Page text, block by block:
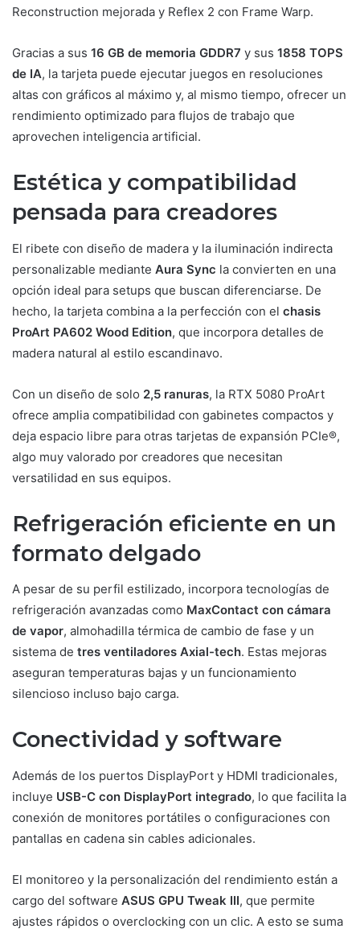
Reconstruction mejorada y Reflex 2 con Frame Warp.
Gracias a sus 16 GB de memoria GDDR7 y sus 1858 TOPS
de IA, la tarjeta puede ejecutar juegos en resoluciones
altas con gráficos al máximo y, al mismo tiempo, ofrecer un
rendimiento optimizado para flujos de trabajo que
aprovechen inteligencia artificial.
Estética y compatibilidad
pensada para creadores
El ribete con diseño de madera y la iluminación indirecta
personalizable mediante Aura Sync la convierten en una
opción ideal para setups que buscan diferenciarse. De
hecho, la tarjeta combina a la perfección con el chasis
ProArt PA602 Wood Edition, que incorpora detalles de
madera natural al estilo escandinavo.
Con un diseño de solo 2,5 ranuras, la RTX 5080 ProArt
ofrece amplia compatibilidad con gabinetes compactos y
deja espacio libre para otras tarjetas de expansión PCIe®,
algo muy valorado por creadores que necesitan
versatilidad en sus equipos.
Refrigeración eficiente en un
formato delgado
A pesar de su perfil estilizado, incorpora tecnologías de
refrigeración avanzadas como MaxContact con cámara
de vapor, almohadilla térmica de cambio de fase y un
sistema de tres ventiladores Axial-tech. Estas mejoras
aseguran temperaturas bajas y un funcionamiento
silencioso incluso bajo carga.
Conectividad y software
Además de los puertos DisplayPort y HDMI tradicionales,
incluye USB-C con DisplayPort integrado, lo que facilita la
conexión de monitores portátiles o configuraciones con
pantallas en cadena sin cables adicionales.
El monitoreo y la personalización del rendimiento están a
cargo del software ASUS GPU Tweak III, que permite
ajustes rápidos o overclocking con un clic. A esto se suma